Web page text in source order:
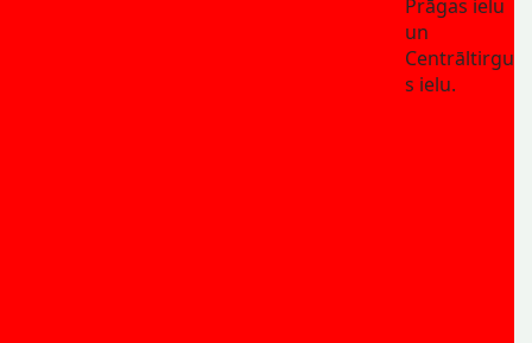
Prāgas ielu
un
Centrāltirgu
s ielu.